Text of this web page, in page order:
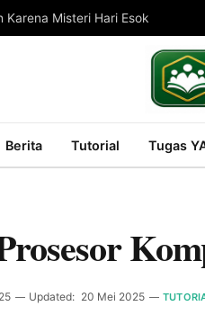
Karena Misteri Hari Esok
Berita Tutorial Tugas
Updated: 20 Mei 2025